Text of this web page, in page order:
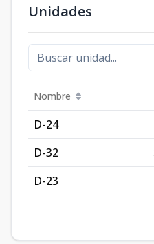
Unidades
Nombre
D-24
D-32
D-23